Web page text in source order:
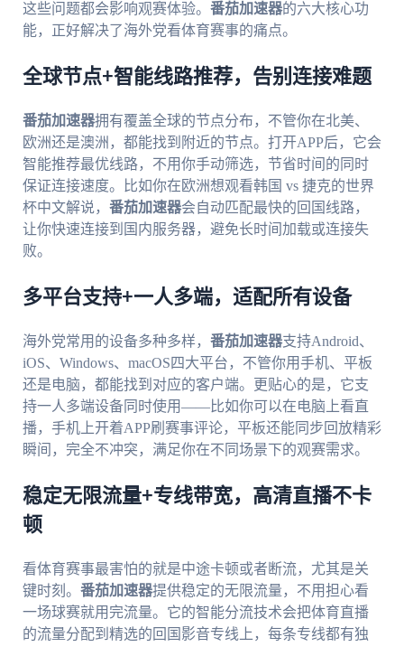
这些问题都会影响观赛体验。 番茄加速器的六大核心功
能，正好解决了海外党看体育赛事的痛点。
全球节点+智能线路推荐，告别连接难题
番茄加速器拥有覆盖全球的节点分布，不管你在北美、
欧洲还是澳洲，都能找到附近的节点。打开APP后，它会
智能推荐最优线路，不用你手动筛选，节省时间的同时
保证连接速度。比如你在欧洲想观看韩国 vs 捷克的世界
杯中文解说， 番茄加速器会自动匹配最快的回国线路，
让你快速连接到国内服务器，避免长时间加载或连接失
败。
多平台支持+一人多端，适配所有设备
海外党常用的设备多种多样， 番茄加速器支持Android、
iOS、Windows、macOS四大平台，不管你用手机、平板
还是电脑，都能找到对应的客户端。更贴心的是，它支
持一人多端设备同时使用——比如你可以在电脑上看直
播，手机上开着APP刷赛事评论，平板还能同步回放精彩
瞬间，完全不冲突，满足你在不同场景下的观赛需求。
稳定无限流量+专线带宽，高清直播不卡
顿
看体育赛事最害怕的就是中途卡顿或者断流，尤其是关
键时刻。 番茄加速器提供稳定的无限流量，不用担心看
一场球赛就用完流量。它的智能分流技术会把体育直播
的流量分配到精选的回国影音专线上，每条专线都有独